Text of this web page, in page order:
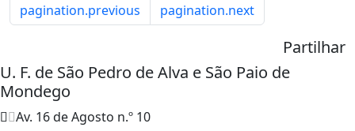
pagination.previous
pagination.next
Partilhar
U. F. de São Pedro de Alva e São Paio de
Mondego
Av. 16 de Agosto n.º 10